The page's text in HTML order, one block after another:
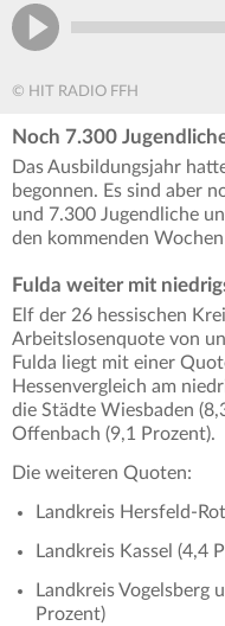
© HIT RADIO FFH
Noch 7.300
Das Ausbildungsjahr
begonnen. Es sind aber
und 7.300 Jugendliche
den kommenden
Fulda weiter mit
Elf der 26 hessischen
Arbeitslosenquote von
Fulda liegt mit einer
Hessenvergleich am
die Städte Wiesbaden
Offenbach (9,1 Prozent).
Die weiteren Quoten:
Landkreis Hersfeld-
Landkreis Kassel (4,4
Landkreis Vogelsberg
Prozent)